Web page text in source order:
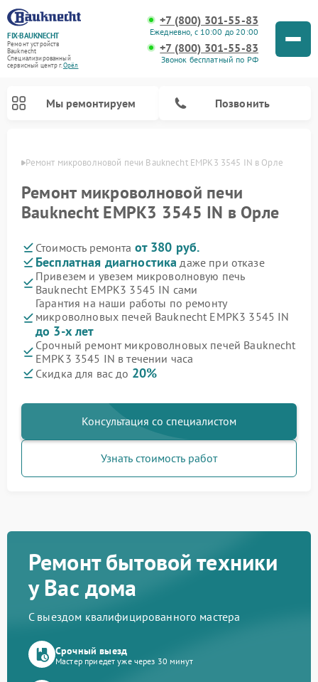
FIX-BAUKNECHT
Ремонт устройств
Bauknecht
Специализированный
cервисный центр г.Орёл
+7 (800) 301-55-83
Ежедневно, с 10:00 до 20:00
+7 (800) 301-55-83
Звонок бесплатный по РФ
Мы ремонтируем Позвонить
Ремонт микроволновой печи Bauknecht EMPK3 3545 IN в Орле
Ремонт микроволновой печи
Bauknecht EMPK3 3545 IN в Орле
Стоимость ремонта от 380 руб.
Бесплатная диагностика даже при отказе
Привезем и увезем микроволновую печь
Bauknecht EMPK3 3545 IN сами
Гарантия на наши работы по ремонту
микроволновых печей Bauknecht EMPK3 3545 IN
до 3-х лет
Срочный ремонт микроволновых печей Bauknecht
EMPK3 3545 IN в течении часа
Скидка для вас до 20%
Консультация со специалистом
Узнать стоимость работ
Ремонт бытовой техники
у Вас дома
С выездом квалифицированного мастера
Срочный выезд
Мастер приедет уже через 30 минут